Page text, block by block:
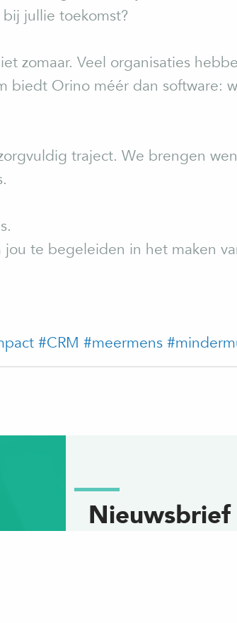
jullie toekomst?
zomaar. Veel organisaties
biedt Orino méér dan software:
traject. We brengen
te begeleiden in het maken
#CRM #meermens